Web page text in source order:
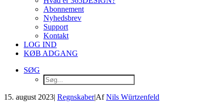
Abonnement
Nyhedsbrev
Support
Kontakt
LOG IND
KØB ADGANG
SØG
15. august 2023| Regnskaber|AfNils Würtzenfeld